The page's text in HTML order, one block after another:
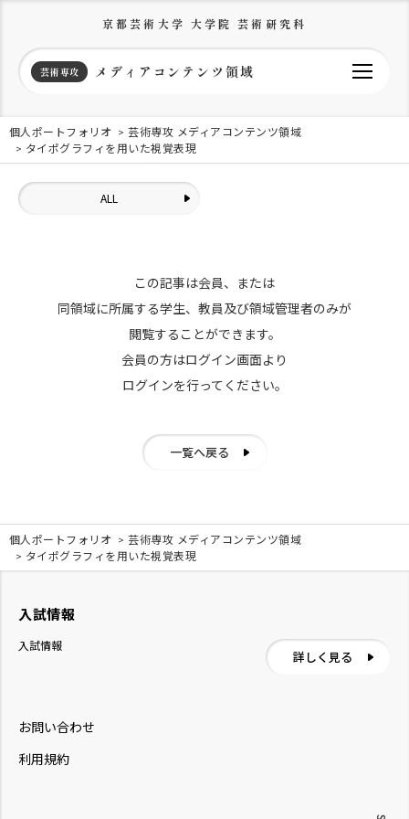
京都芸術大学 大学院 芸術研究科
芸術専攻 メディアコンテンツ領域
個人ポートフォリオ
芸術専攻 メディアコンテンツ領域
タイポグラフィを用いた視覚表現
ALL
この記事は会員、または
同領域に所属する学生、教員及び領域管理者のみが
閲覧することができます。
会員の方はログイン画面より
ログインを行ってください。
一覧へ戻る
個人ポートフォリオ
芸術専攻 メディアコンテンツ領域
タイポグラフィを用いた視覚表現
お問い合わせ
利用規約
入試情報
入試情報
詳しく見る